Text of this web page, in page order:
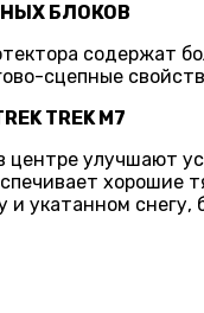
БЛОКОВ
содержат
сцепные
TREK M7
улучшают
хорошие
и укатанном